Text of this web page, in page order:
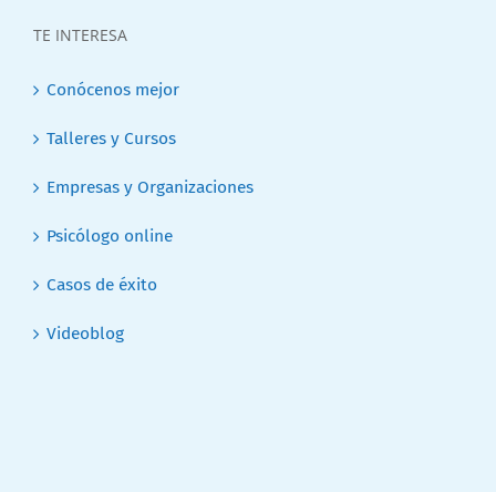
TE INTERESA
Conócenos mejor
Talleres y Cursos
Empresas y Organizaciones
Psicólogo online
Casos de éxito
Videoblog